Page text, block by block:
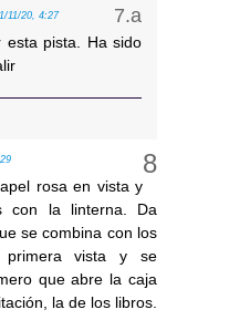
11/20, 4:27
esta pista. Ha sido
rosa en vista y
con la linterna. Da
se combina con los
vista y se
que abre la caja
la de los libros.